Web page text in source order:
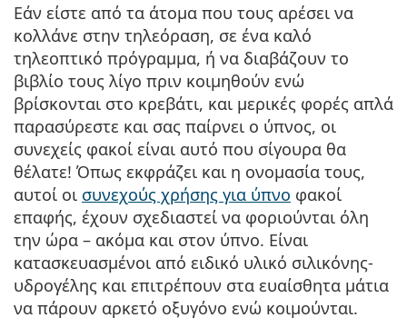
Εάν είστε από τα άτομα που τους αρέσει να
κολλάνε στην τηλεόραση, σε ένα καλό
τηλεοπτικό πρόγραμμα, ή να διαβάζουν το
βιβλίο τους λίγο πριν κοιμηθούν ενώ
βρίσκονται στο κρεβάτι, και μερικές φορές απλά
παρασύρεστε και σας παίρνει ο ύπνος, οι
συνεχείς φακοί είναι αυτό που σίγουρα θα
θέλατε! Όπως εκφράζει και η ονομασία τους,
αυτοί οι συνεχούς χρήσης για ύπνο φακοί
επαφής, έχουν σχεδιαστεί να φοριούνται όλη
την ώρα – ακόμα και στον ύπνο. Είναι
κατασκευασμένοι από ειδικό υλικό σιλικόνης-
υδρογέλης και επιτρέπουν στα ευαίσθητα μάτια
να πάρουν αρκετό οξυγόνο ενώ κοιμούνται.